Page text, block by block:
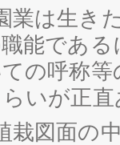
業は生き
能であ
の呼称
いが正直
栽図面の